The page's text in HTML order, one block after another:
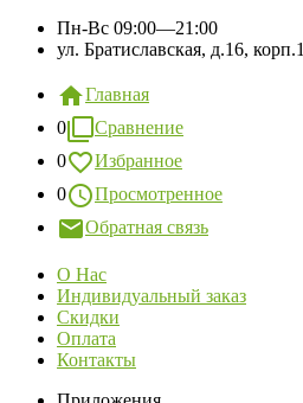
Пн-Вс 09:00—21:00
ул. Братиславская, д.16, корп.1
Главная
0
Сравнение
0
Избранное
0
Просмотренное
Обратная связь
О Нас
Индивидуальный заказ
Скидки
Оплата
Контакты